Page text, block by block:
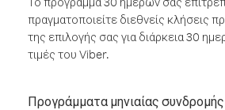
πραγματοποιείτε διεθνείς κλήσεις
της επιλογής σας για διάρκεια 30
τιμές του Viber.
Προγράμματα μηνιαίας συνδρομής